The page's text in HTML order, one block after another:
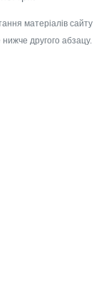
матеріалів сайту
другого абзацу.